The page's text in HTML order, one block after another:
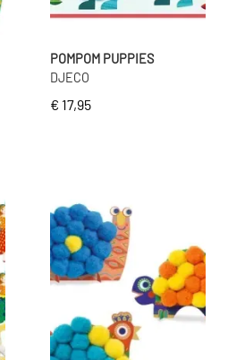
POMPOM PUPPIES
DJECO
€ 17,95